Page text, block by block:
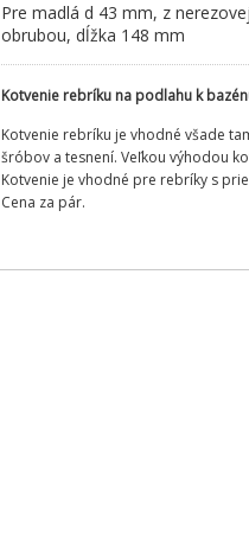
Pre madlá d 43 mm, z
obrubou, dĺžka 148 mm
Kotvenie rebríku na podlahu k
Kotvenie rebríku je vhodné všade
šróbov a tesnení. Veľkou výhodou
Kotvenie je vhodné pre rebríky s
Cena za pár.